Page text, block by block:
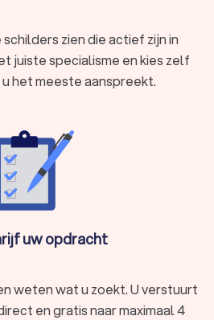
zien die actief zijn in
juiste specialisme en kies zelf
het meeste aanspreekt.
uw opdracht
weten wat u zoekt. U verstuurt
en gratis naar maximaal 4